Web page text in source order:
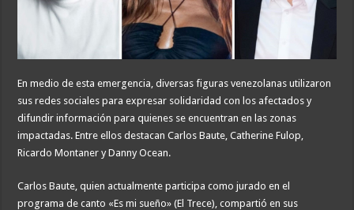
En medio de esta emergencia, diversas figuras venezolanas utilizaron
sus redes sociales para expresar solidaridad con los afectados y
difundir información para quienes se encuentran en las zonas
impactadas. Entre ellos destacan Carlos Baute, Catherine Fulop,
Ricardo Montaner y Danny Ocean.
Carlos Baute, quien actualmente participa como jurado en el
programa de canto «Es mi sueño» (El Trece), compartió en sus